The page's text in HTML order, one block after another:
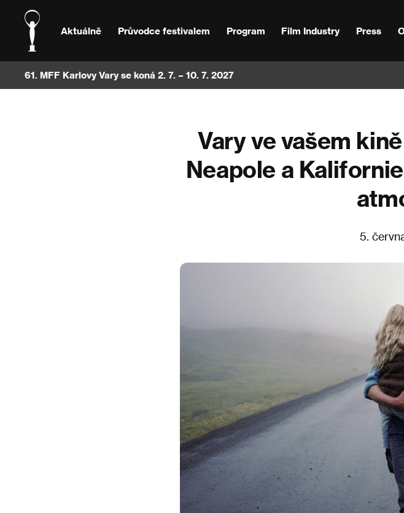
Aktuálně Průvodce festivalem Program Film Industry Press
61. MFF Karlovy Vary se koná 2. 7. – 10. 7. 2027
Vary ve vašem
Neapole a
5.